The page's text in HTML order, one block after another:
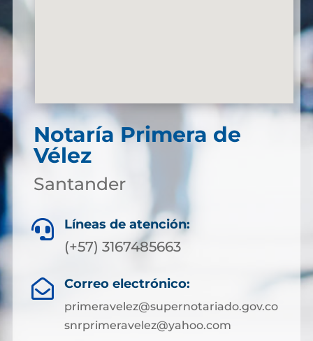
Notaría Primera de
Vélez
Santander
 Líneas de atención:
(+57) 3167485663
 Correo electrónico:
primeravelez@supernotariado.gov.co
snrprimeravelez@yahoo.com